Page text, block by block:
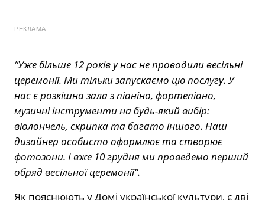
РЕКЛАМА
“Уже більше 12 років у нас не проводили весільні
церемонії. Ми тільки запускаємо цю послугу. У
нас є розкішна зала з піаніно, фортепіано,
музичні інструменти на будь-який вибір:
віолончель, скрипка та багато іншого. Наш
дизайнер особисто оформлює та створює
фотозони. І вже 10 грудня ми проведемо перший
обряд весільної церемонії”.
Як пояснюють у Домі української культури, є дві